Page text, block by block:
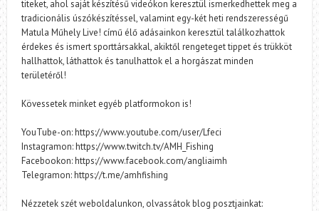
titeket, ahol saját készítésű videókon keresztül ismerkedhettek meg a
tradicionális úszókészítéssel, valamint egy-két heti rendszerességű
Matula Műhely Live! című élő adásainkon keresztül találkozhattok
érdekes és ismert sporttársakkal, akiktől rengeteget tippet és trükköt
hallhattok, láthattok és tanulhattok el a horgászat minden
területéről!
Kövessetek minket egyéb platformokon is!
YouTube-on: https://www.youtube.com/user/Lfeci
Instagramon: https://www.twitch.tv/AMH_Fishing
Facebookon: https://www.facebook.com/angliaimh
Telegramon: https://t.me/amhfishing
Nézzetek szét weboldalunkon, olvassátok blog posztjainkat: